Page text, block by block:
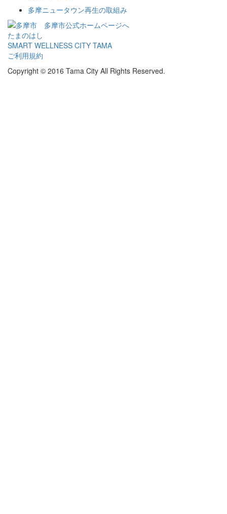
多摩ニュータウン再生の取組み
多摩市公式ホームページへ
たまのはし
SMART WELLNESS CITY TAMA
ご利用規約
Copyright © 2016 Tama City All Rights Reserved.